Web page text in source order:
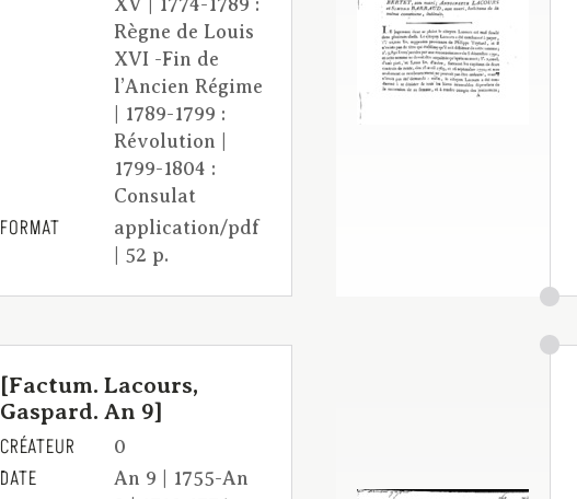
XV | 1774-1789 :
Règne de Louis
XVI -Fin de
l’Ancien Régime
| 1789-1799 :
Révolution |
1799-1804 :
Consulat
FORMAT
application/pdf
| 52 p.
[Factum. Lacours,
Gaspard. An 9]
CRÉATEUR 0
DATE
An 9 | 1755-An